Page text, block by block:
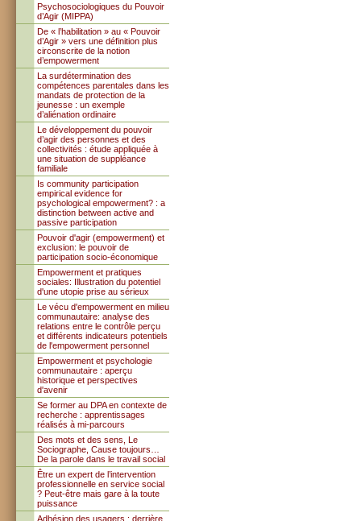
Psychosociologiques du Pouvoir
d’Agir (MIPPA)
De « l’habilitation » au « Pouvoir
d’Agir » vers une définition plus
circonscrite de la notion
d’empowerment
La surdétermination des
compétences parentales dans les
mandats de protection de la
jeunesse : un exemple
d’aliénation ordinaire
Le développement du pouvoir
d’agir des personnes et des
collectivités : étude appliquée à
une situation de suppléance
familiale
Is community participation
empirical evidence for
psychological empowerment? : a
distinction between active and
passive participation
Pouvoir d'agir (empowerment) et
exclusion: le pouvoir de
participation socio-économique
Empowerment et pratiques
sociales: Illustration du potentiel
d'une utopie prise au sérieux
Le vécu d'empowerment en milieu
communautaire: analyse des
relations entre le contrôle perçu
et différents indicateurs potentiels
de l'empowerment personnel
Empowerment et psychologie
communautaire : aperçu
historique et perspectives
d'avenir
Se former au DPA en contexte de
recherche : apprentissages
réalisés à mi-parcours
Des mots et des sens, Le
Sociographe, Cause toujours…
De la parole dans le travail social
Être un expert de l’intervention
professionnelle en service social
? Peut-être mais gare à la toute
puissance
Adhésion des usagers : derrière